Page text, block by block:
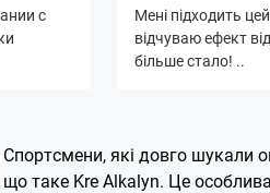
с
Мені підходить
відчуваю ефект
більше стало! ..
Спортсмени, які довго шукали
що таке Kre Alkalyn. Це